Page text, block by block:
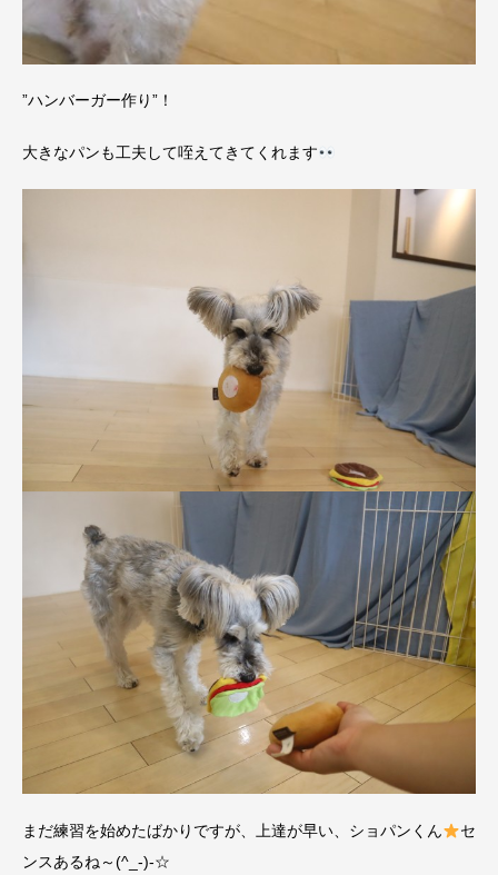
”ハンバーガー作り”！
大きなパンも工夫して咥えてきてくれます
まだ練習を始めたばかりですが、上達が早い、ショパンくん
セ
ンスあるね～(^_-)-☆